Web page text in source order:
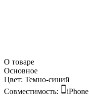
О товаре
Основное
Цвет: Темно-синий
Совместимость: